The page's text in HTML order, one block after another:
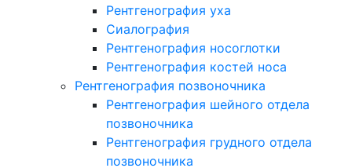
Рентгенография уха
Сиалография
Рентгенография носоглотки
Рентгенография костей носа
Рентгенография позвоночника
Рентгенография шейного отдела
позвоночника
Рентгенография грудного отдела
позвоночника